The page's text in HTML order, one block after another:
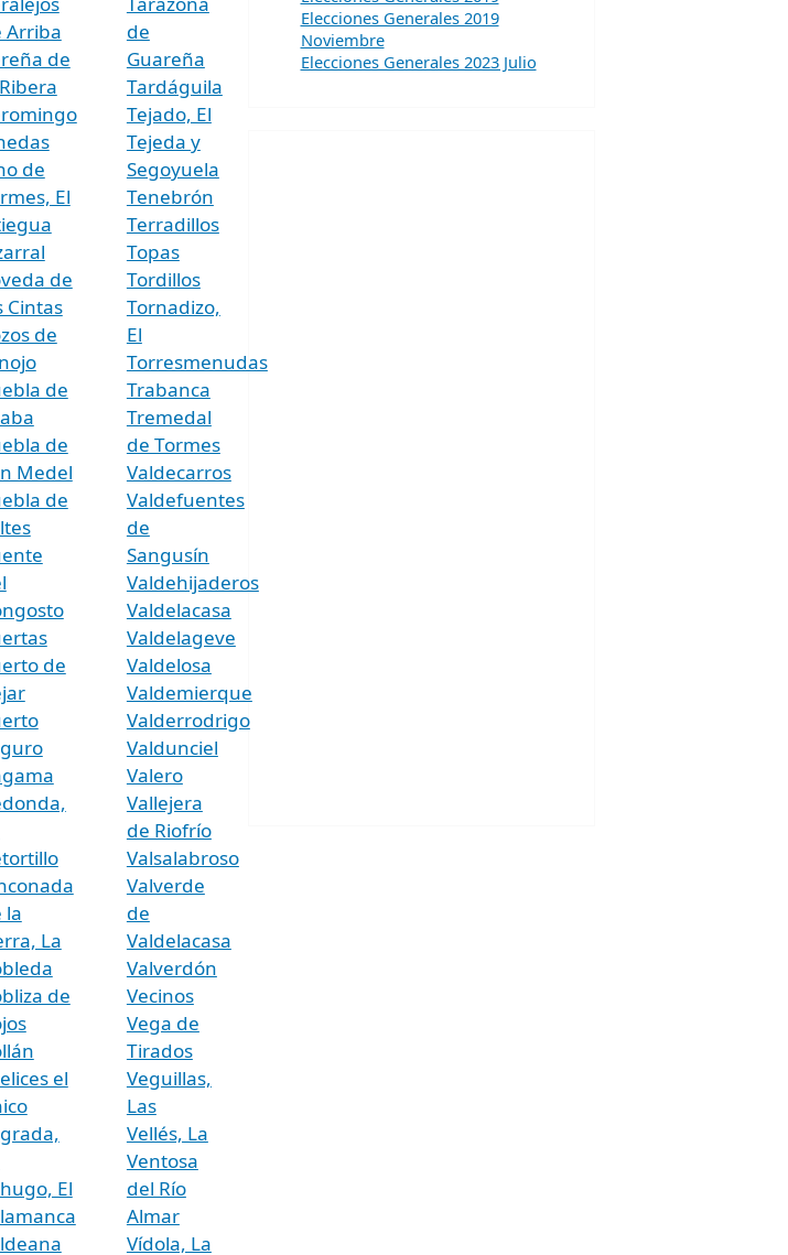
Arriba
de
de
El
de
Cintas
de
de
de
Medel
de
de
la
La
de
el
El
de
Guareña
Tardáguila
Tejado, El
Tejeda y
Segoyuela
Tenebrón
Terradillos
Topas
Tordillos
Tornadizo,
El
Torresmenudas
Trabanca
Tremedal
de Tormes
Valdecarros
Valdefuentes
de
Sangusín
Valdehijaderos
Valdelacasa
Valdelageve
Valdelosa
Valdemierque
Valderrodrigo
Valdunciel
Valero
Vallejera
de Riofrío
Valsalabroso
Valverde
de
Valdelacasa
Valverdón
Vecinos
Vega de
Tirados
Veguillas,
Las
Vellés, La
Ventosa
del Río
Almar
Vídola, La
Elecciones Generales 2019
Noviembre
Elecciones Generales 2023 Julio